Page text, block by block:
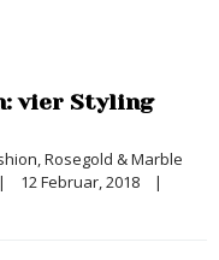
vier Styling
Rosegold & Marble
| 12 Februar, 2018 |